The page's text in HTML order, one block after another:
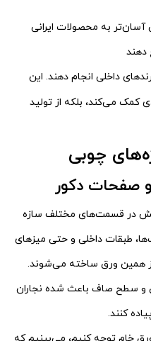
به محصولات ایرانی
دهند
داخلی انجام دهند. این
کمک می‌کند، بلکه از تولید
چوبی
صفحات دکور
در قسمت‌های مختلف سازه
طبقات داخلی و حتی میزهای
از همین ورق ساخته می‌شوند.
و سطح صاف باعث شده نجاران
کنند.